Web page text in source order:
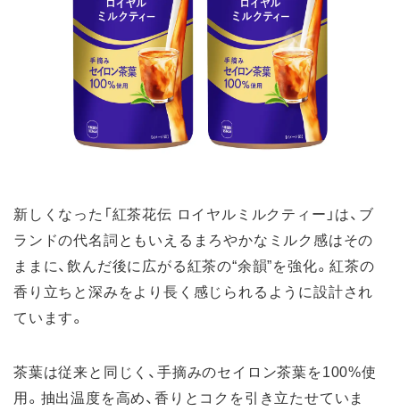
新しくなった「紅茶花伝 ロイヤルミルクティー」は、ブ
ランドの代名詞ともいえるまろやかなミルク感はその
ままに、飲んだ後に広がる紅茶の“余韻”を強化。紅茶の
香り立ちと深みをより長く感じられるように設計され
ています。
茶葉は従来と同じく、手摘みのセイロン茶葉を100%使
用。抽出温度を高め、香りとコクを引き立たせていま